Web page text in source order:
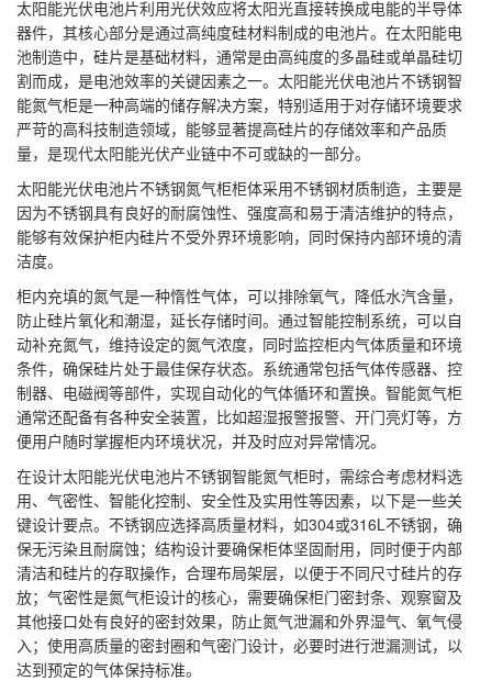
太阳能光伏电池片利用光伏效应将太阳光直接转换成电能的半导体
器件，其核心部分是通过高纯度硅材料制成的电池片。在太阳能电
池制造中，硅片是基础材料，通常是由高纯度的多晶硅或单晶硅切
割而成，是电池效率的关键因素之一。太阳能光伏电池片不锈钢智
能氮气柜是一种高端的储存解决方案，特别适用于对存储环境要求
严苛的高科技制造领域，能够显著提高硅片的存储效率和产品质
量，是现代太阳能光伏产业链中不可或缺的一部分。
太阳能光伏电池片不锈钢氮气柜柜体采用不锈钢材质制造，主要是
因为不锈钢具有良好的耐腐蚀性、强度高和易于清洁维护的特点，
能够有效保护柜内硅片不受外界环境影响，同时保持内部环境的清
洁度。
柜内充填的氮气是一种惰性气体，可以排除氧气，降低水汽含量，
防止硅片氧化和潮湿，延长存储时间。通过智能控制系统，可以自
动补充氮气，维持设定的氮气浓度，同时监控柜内气体质量和环境
条件，确保硅片处于最佳保存状态。系统通常包括气体传感器、控
制器、电磁阀等部件，实现自动化的气体循环和置换。智能氮气柜
通常还配备有各种安全装置，比如超湿报警报警、开门亮灯等，方
便用户随时掌握柜内环境状况，并及时应对异常情况。
在设计太阳能光伏电池片不锈钢智能氮气柜时，需综合考虑材料选
用、气密性、智能化控制、安全性及实用性等因素，以下是一些关
键设计要点。不锈钢应选择高质量材料，如304或316L不锈钢，确
保无污染且耐腐蚀；结构设计要确保柜体坚固耐用，同时便于内部
清洁和硅片的存取操作，合理布局架层，以便于不同尺寸硅片的存
放；气密性是氮气柜设计的核心，需要确保柜门密封条、观察窗及
其他接口处有良好的密封效果，防止氮气泄漏和外界湿气、氧气侵
入；使用高质量的密封圈和气密门设计，必要时进行泄漏测试，以
达到预定的气体保持标准。